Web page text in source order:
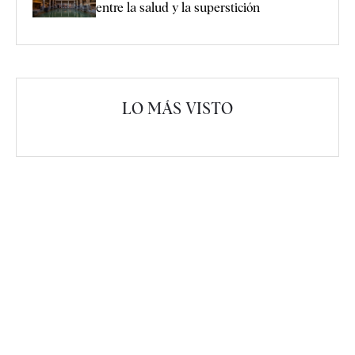
entre la salud y la superstición
LO MÁS VISTO